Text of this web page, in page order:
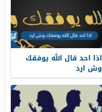
اذا احد قال الله يوفقك
وش ارد